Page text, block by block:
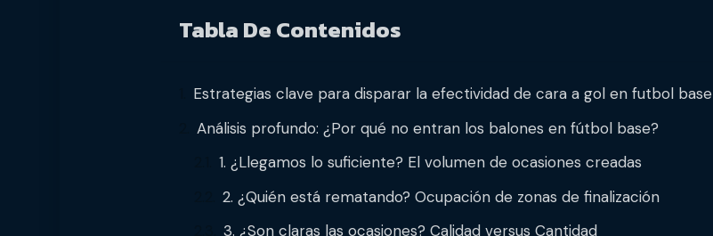
Tabla De Contenidos
Estrategias clave para disparar la efectividad de cara a gol en futbol base
Análisis profundo: ¿Por qué no entran los balones en fútbol base?
1. ¿Llegamos lo suficiente? El volumen de ocasiones creadas
2. ¿Quién está rematando? Ocupación de zonas de finalización
3. ¿Son claras las ocasiones? Calidad versus Cantidad